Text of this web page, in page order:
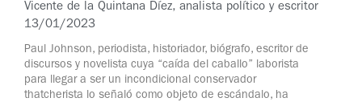
Vicente de la Quintana Díez, analista político y escritor
13/01/2023
Paul Johnson, periodista, historiador, biógrafo, escritor de
discursos y novelista cuya “caída del caballo” laborista
para llegar a ser un incondicional conservador
thatcherista lo señaló como objeto de escándalo, ha